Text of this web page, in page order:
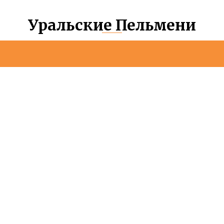
Уральские Пельмени